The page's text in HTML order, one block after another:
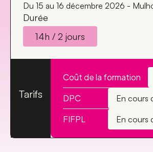
Du 15 au 16 décembre 2026 -
Durée
14h / 2 jours
Tarifs
Coût de la formation
DPC En cours
FIFPL En cours